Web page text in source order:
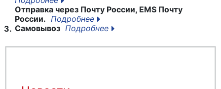
Отправка через Почту России, EMS Почту
России. Подробнее
3. Самовывоз Подробнее